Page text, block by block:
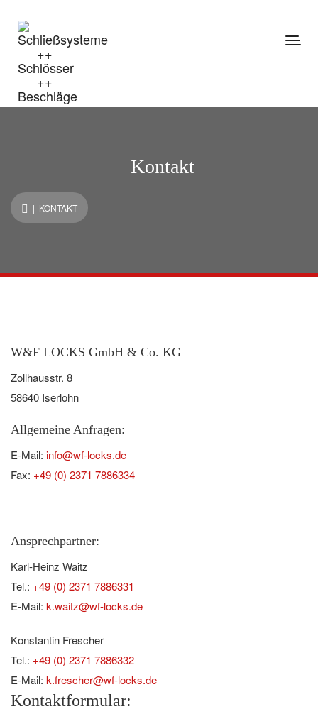
Kontakt
| KONTAKT
W&F LOCKS GmbH & Co. KG
Zollhausstr. 8
58640 Iserlohn
Allgemeine Anfragen:
E-Mail: info@wf-locks.de
Fax: +49 (0) 2371 7886334
Ansprechpartner:
Karl-Heinz Waitz
Tel.: +49 (0) 2371 7886331
E-Mail: k.waitz@wf-locks.de
Konstantin Frescher
Tel.: +49 (0) 2371 7886332
E-Mail: k.frescher@wf-locks.de
Kontaktformular: